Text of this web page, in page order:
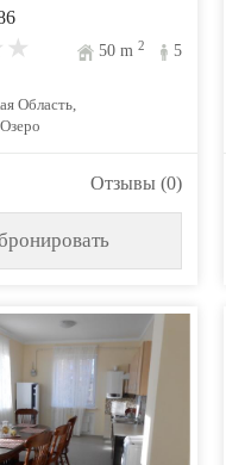
50 m2 5
Область,
Отзывы (0)